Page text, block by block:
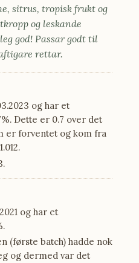
sitrus, tropisk frukt og
og leskande
god! Passar godt til
rettar.
og har et
Dette er 0.7 over det
er forventet og kom fra
og har et
(første batch) hadde nok
og dermed var det